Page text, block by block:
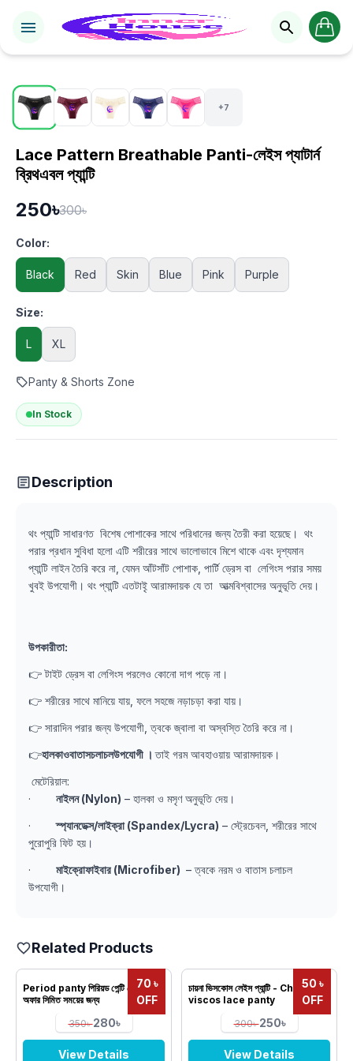
1 / 12
+7
Lace Pattern Breathable Panti-লেইস প্যাটার্ন
ব্রিথএবল প্যান্টি
250৳300৳
Color:
Black Red Skin Blue Pink Purple
Size:
L XL
Panty & Shorts Zone
In Stock
Description
থং প্যান্টি সাধারণত বিশেষ পোশাকের সাথে পরিধানের জন্য তৈরী করা হয়েছে। থং
পরার প্রধান সুবিধা হলো এটি শরীরের সাথে ভালোভাবে মিশে থাকে এবং দৃশ্যমান
প্যান্টি লাইন তৈরি করে না, যেমন আঁটসাঁট পোশাক, পার্টি ড্রেস বা লেগিংস পরার সময়
খুবই উপযোগী। থং প্যান্টি এতটাইৃ আরামদায়ক যে তা আত্মবিশ্বাসের অনুভূতি দেয়।
উপকারীতা:
👉 টাইট ড্রেস বা লেগিংস পরলেও কোনো দাগ পড়ে না।
👉 শরীরের সাথে মানিয়ে যায়, ফলে সহজে নড়াচড়া করা যায়।
👉 সারাদিন পরার জন্য উপযোগী, ত্বকে জ্বালা বা অস্বস্তি তৈরি করে না।
👉হালকাওবাতাসচলাচলউপযোগী ।তাই গরম আবহাওয়ায় আরামদায়ক।
মেটেরিয়াল:
· নাইলন (Nylon) – হালকা ও মসৃণ অনুভূতি দেয়।
·স্প্যানডেক্স/লাইক্রা (Spandex/Lycra) – স্ট্রেচেবল, শরীরের সাথে
পুরোপুরি ফিট হয়।
· মাইক্রোফাইবার (Microfiber) – ত্বকে নরম ও বাতাস চলাচল
উপযোগী।
Related Products
70 ৳
OFF
Period panty পিরিয়ড পেন্টি স্পেশাল
অফার সিমিত সময়ের জন্য
350৳280৳
View Details
50 ৳
OFF
চায়না ভিসকোস লেইস প্যান্টি - China
viscos lace panty
300৳250৳
View Details